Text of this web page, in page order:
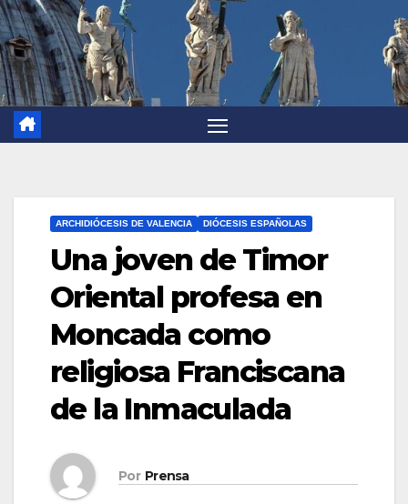
ARCHIDIÓCESIS DE VALENCIA DIÓCESIS ESPAÑOLAS
Una joven de Timor
Oriental profesa en
Moncada como
religiosa Franciscana
de la Inmaculada
Por Prensa